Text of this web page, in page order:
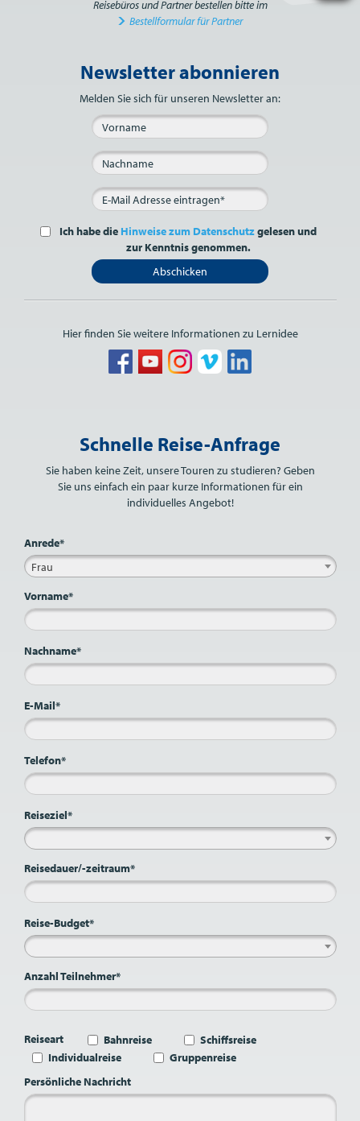
Reisebüros und Partner bestellen bitte im
Bestellformular für Partner
Bitte nicht ausfüllen.
Newsletter abonnieren
Melden Sie sich für unseren Newsletter an:
Ich habe die Hinweise zum Datenschutzgelesen und
zur Kenntnis genommen.
Abschicken
Hier finden Sie weitere Informationen zu Lernidee
Schnelle Reise-Anfrage
Sie haben keine Zeit, unsere Touren zu studieren? Geben
Sie uns einfach ein paar kurze Informationen für ein
individuelles Angebot!
Anrede*
Frau
Vorname*
Nachname*
E-Mail*
Telefon*
Reiseziel*
Reisedauer/-zeitraum*
Reise-Budget*
Anzahl Teilnehmer*
Reiseart Bahnreise
Schiffsreise
Individualreise
Gruppenreise
Persönliche Nachricht